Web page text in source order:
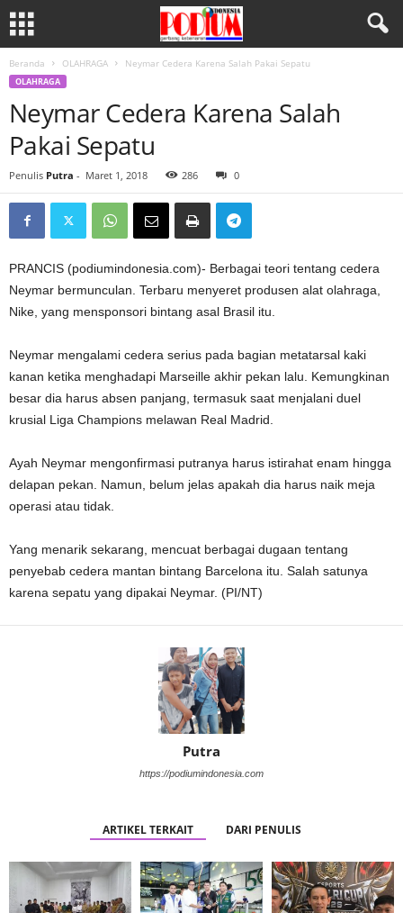
Beranda OLAHRAGA Neymar Cedera Karena Salah Pakai Sepatu
OLAHRAGA
Neymar Cedera Karena Salah
Pakai Sepatu
Penulis Putra - Maret 1, 2018 286 0
PRANCIS (podiumindonesia.com)- Berbagai teori tentang cedera
Neymar bermunculan. Terbaru menyeret produsen alat olahraga,
Nike, yang mensponsori bintang asal Brasil itu.
Neymar mengalami cedera serius pada bagian metatarsal kaki
kanan ketika menghadapi Marseille akhir pekan lalu. Kemungkinan
besar dia harus absen panjang, termasuk saat menjalani duel
krusial Liga Champions melawan Real Madrid.
Ayah Neymar mengonfirmasi putranya harus istirahat enam hingga
delapan pekan. Namun, belum jelas apakah dia harus naik meja
operasi atau tidak.
Yang menarik sekarang, mencuat berbagai dugaan tentang
penyebab cedera mantan bintang Barcelona itu. Salah satunya
karena sepatu yang dipakai Neymar. (PI/NT)
Putra
https://podiumindonesia.com
ARTIKEL TERKAIT DARI PENULIS